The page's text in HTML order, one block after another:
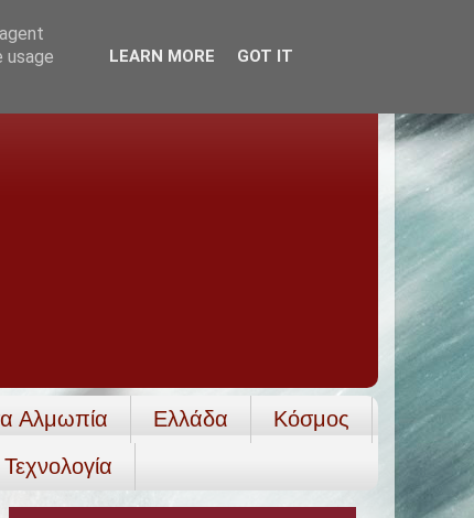
Αλμωπία Ελλάδα
Κόσμος
Τεχνολογία
usage
LEARN MORE GOT IT